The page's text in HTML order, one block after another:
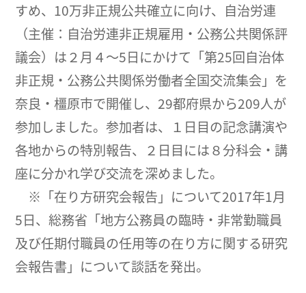
すめ、10万非正規公共確立に向け、自治労連
（主催：自治労連非正規雇用・公務公共関係評
議会）は２月４～5日にかけて「第25回自治体
非正規・公務公共関係労働者全国交流集会」を
奈良・橿原市で開催し、29都府県から209人が
参加しました。参加者は、１日目の記念講演や
各地からの特別報告、２日目には８分科会・講
座に分かれ学び交流を深めました。
※「在り方研究会報告」について2017年1月
5日、総務省「地方公務員の臨時・非常勤職員
及び任期付職員の任用等の在り方に関する研究
会報告書」について談話を発出。